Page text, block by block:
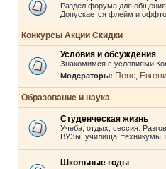
Раздел форума для
Допускается флейм и
Конкурсы Акции Скидки
Условия и обсуждения
Знакомимся с условиями
Модераторы: Пепс
Образование и наука
Студенческая жизнь
Учеба, отдых, сессия.
ВУЗы, училища, техникумы,
Школьные годы